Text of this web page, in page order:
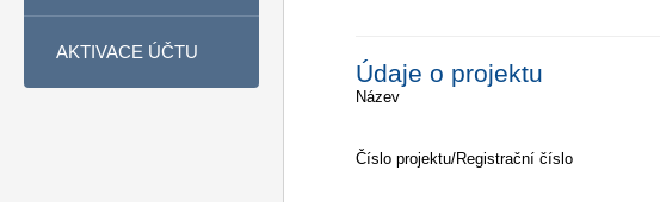
AKTIVACE ÚČTU
Údaje o projektu
Název
Číslo projektu/Registrační číslo